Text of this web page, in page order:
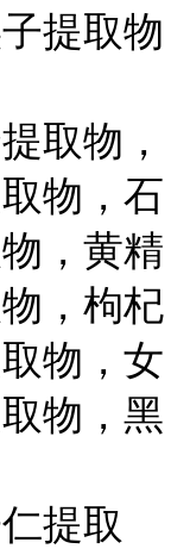
提取物
取物，
物，石
，黄精
，枸杞
物，女
物，黑
提取